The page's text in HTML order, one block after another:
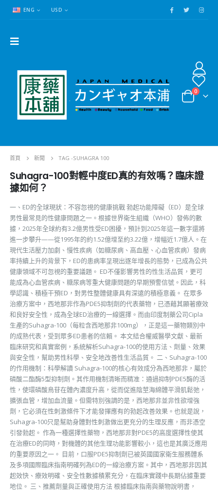
ENG USD
0
首頁 新聞 TAG -SUHAGRA 100
Suhagra-100對輕中度ED真的有效嗎？臨床證
據如何？
一、ED的全球現狀：不容忽視的健康挑戰 勃起功能障礙（ED）是全球
男性最常見的性健康問題之一。根據世界衛生組織（WHO）發佈的數
據，2025年全球約有3.2億男性受ED困擾，預計到2025年這一數字還將
進一步攀升——從1995年的約1.52億增至約3.22億，增幅近1.7億人。在
現代生活壓力加劇、慢性疾病（如糖尿病、高血壓、心血管疾病）發病
率持續上升的背景下，ED的患病率呈現出逐年增長的態勢，已成為公共
健康領域不可忽視的重要議題。 ED不僅影響男性的性生活品質，更可
能成為心血管疾病、糖尿病等重大健康問題的早期預警信號。因此，科
學認識、積極干預ED，對男性整體健康具有深遠的積極意義。 在眾多
治療方案中，西地那非作為PDE5抑制劑的代表藥物，已憑藉其顯著療效
和良好安全性，成為全球ED治療的一線選擇。而由印度制藥公司Cipla
生產的Suhagra-100（每粒含西地那非100mg），正是這一藥物類別中
的成熟代表，受到眾多ED患者的信賴。 本文結合權威醫學文獻、最新
臨床研究和真實案例，系統解析Suhagra-100的使用方法、劑量、效果
與安全性，幫助男性科學、安全地改善性生活品質。 二、Suhagra-100
的作用機制：科學解讀 Suhagra-100的核心有效成分為西地那非，屬於
磷酸二酯酶5型抑制劑。其作用機制清晰而精准：通過抑制PDE5酶的活
性，使環磷酸鳥苷在體內濃度升高，從而促進陰莖海綿體平滑肌鬆弛，
擴張血管，增加血流量。但需特別強調的是，西地那非並非性欲增強
劑，它必須在性刺激條件下才能發揮應有的勃起改善效果。也就是說，
Suhagra-100只是幫助身體對性刺激做出更充分的生理反應，而非憑空
引發勃起。 作為一種選擇性藥物，西地那非對PDE5的高度選擇性使其
在治療ED的同時，對機體的其他生理功能影響較小，這也是其廣泛應用
的重要原因之一。 目前，口服PDE5抑制劑已被英國國家衛生服務體系
及多項國際臨床指南明確列為ED的一線治療方案。其中，西地那非因其
起效快、療效明確、安全性數據積累充分，在臨床實踐中長期佔據重要
地位。 三、推薦劑量與正確使用方法 根據臨床指南與藥物說明書，